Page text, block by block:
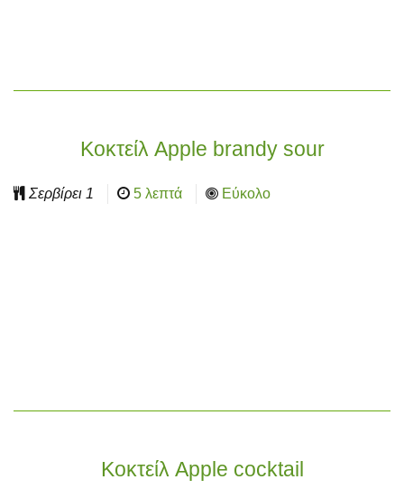
Κοκτείλ Apple brandy sour
Σερβίρει 1 5 λεπτά Εύκολο
Κοκτείλ Apple cocktail